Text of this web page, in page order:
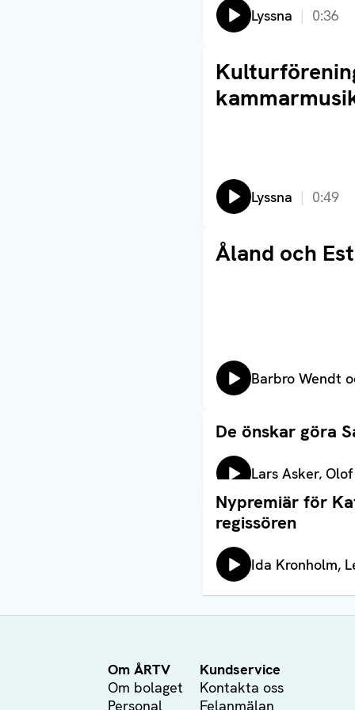
Lyssna 0:36
Läs artikel
Lyssna 0:49
Åland och
Läs artikel
Lyssna på:
Barbro Wendt
De önskar göra
Läs artikel
Lyssna på:
Lars Asker,
Nypremiär för
regissören
Läs artikel
Lyssna på:
Ida Kronholm,
Om ÅRTV
Om bolaget
Personal
Kundservice
Kontakta oss
Felanmälan